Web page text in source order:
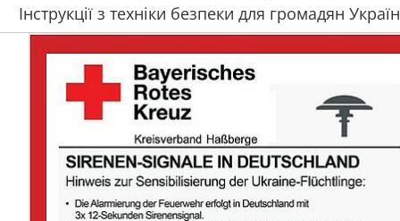
Інструкції з техніки безпеки для громадян